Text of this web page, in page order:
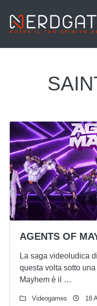
AGENTS OF
La saga videoludica
questa volta sotto
Mayhem è il …
Videogames 18